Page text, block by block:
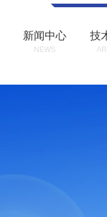
新闻中心
NEWS
技